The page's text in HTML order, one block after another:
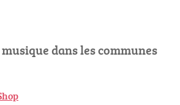
dans les communes